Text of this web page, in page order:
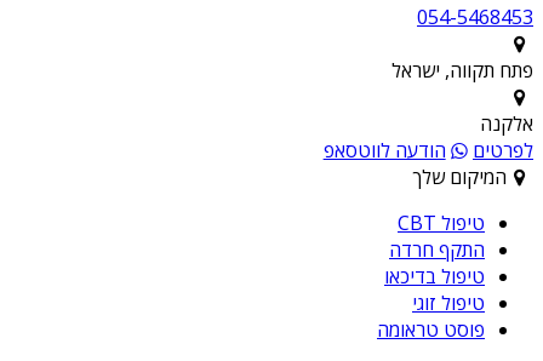
054-5468453
פתח תקווה, ישראל
אלקנה
לפרטים
הודעה לווטסאפ
המיקום שלך
טיפול CBT
התקף חרדה
טיפול בדיכאו
טיפול זוגי
פוסט טראומה